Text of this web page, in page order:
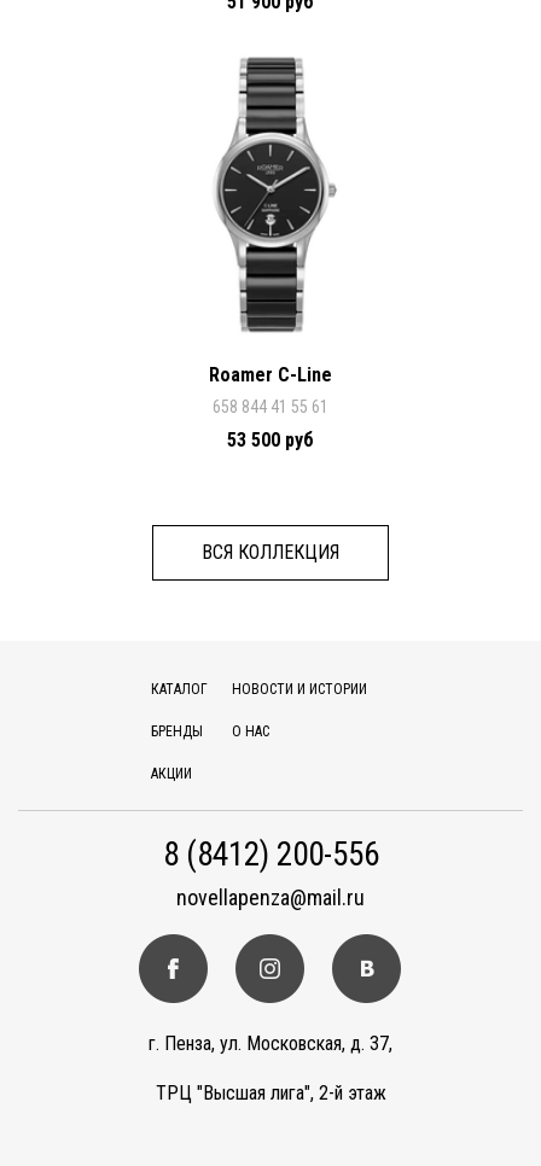
Roamer C-Line
658 844 41 55 61
53 500 руб
ВСЯ КОЛЛЕКЦИЯ
КАТАЛОГ
БРЕНДЫ
АКЦИИ
НОВОСТИ И ИСТОРИИ
О НАС
8 (8412) 200-556
novellapenza@mail.ru
г. Пенза, ул. Московская, д. 37,
ТРЦ "Высшая лига", 2-й этаж